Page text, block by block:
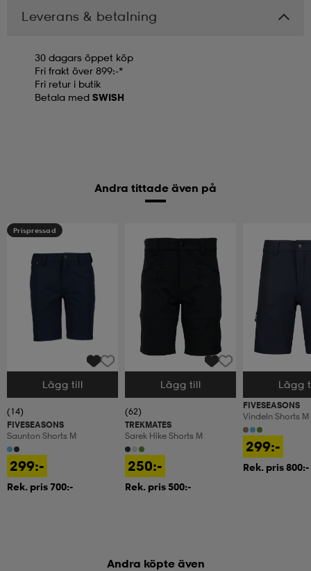
Leverans & betalning
30 dagars öppet köp
Fri frakt över 899:-*
Fri retur i butik
Betala med SWISH
Andra tittade även på
Prispressad
Välj storlek
Lägg till
(14)
FIVESEASONS
Saunton Shorts M
299:-
Rek. pris 700:-
Välj storlek
Lägg till
(62)
TREKMATES
Sarek Hike Shorts M
250:-
Rek. pris 500:-
Välj storlek
Lägg
FIVESEASONS
Vindeln Shorts M
299:-
Rek. pris 800:-
Andra köpte även